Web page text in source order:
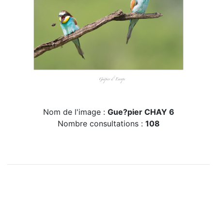
Nom de l'image : Gue?pier CHAY 6
Nombre consultations : 108